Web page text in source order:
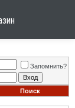
Запомнить?
Поиск